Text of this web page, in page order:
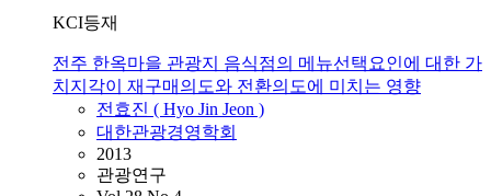
KCI등재
전주 한옥마을 관광지 음식점의 메뉴선택요인에 대한 가
치지각이 재구매의도와 전환의도에 미치는 영향
전효진 ( Hyo Jin Jeon )
대한관광경영학회
2013
관광연구